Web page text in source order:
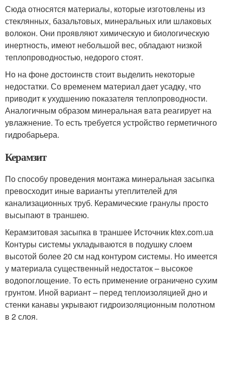
Сюда относятся материалы, которые изготовлены из
стеклянных, базальтовых, минеральных или шлаковых
волокон. Они проявляют химическую и биологическую
инертность, имеют небольшой вес, обладают низкой
теплопроводностью, недорого стоят.
Но на фоне достоинств стоит выделить некоторые
недостатки. Со временем материал дает усадку, что
приводит к ухудшению показателя теплопроводности.
Аналогичным образом минеральная вата реагирует на
увлажнение. То есть требуется устройство герметичного
гидробарьера.
Керамзит
По способу проведения монтажа минеральная засыпка
превосходит иные варианты утеплителей для
канализационных труб. Керамические гранулы просто
высыпают в траншею.
Керамзитовая засыпка в траншее Источник ktex.com.ua
Контуры системы укладываются в подушку слоем
высотой более 20 см над контуром системы. Но имеется
у материала существенный недостаток – высокое
водопоглощение. То есть применение ограничено сухим
грунтом. Иной вариант – перед теплоизоляцией дно и
стенки канавы укрывают гидроизоляционным полотном
в 2 слоя.